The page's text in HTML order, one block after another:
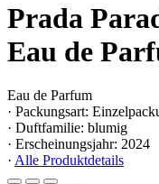
Prada
Eau de
Eau de Parfum
· Packungsart:
· Duftfamilie: blumig
· Erscheinungsjahr: 2024
· Alle Produktdetails